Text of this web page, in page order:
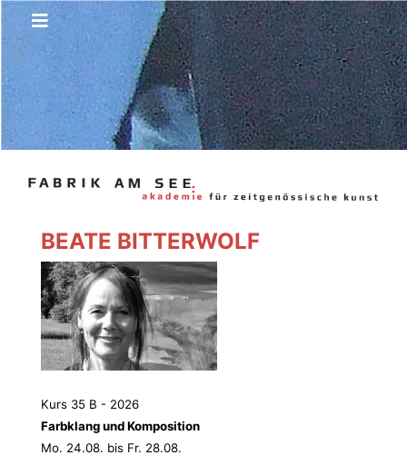
BEATE BITTERWOLF
Kurs 35 B - 2026
Farbklang und Komposition
Mo. 24.08. bis Fr. 28.08.